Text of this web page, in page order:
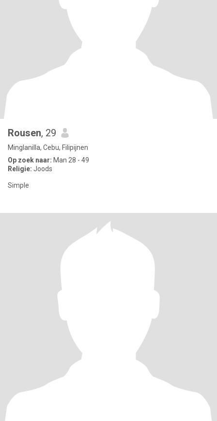
Rousen, 29
Minglanilla, Cebu, Filipijnen
Op zoek naar: Man 28 - 49
Religie: Joods
Simple